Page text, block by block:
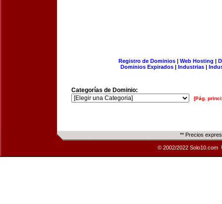
Registro de Dominios| Web Hosting |
Dominios Expirados | Industrias |
Categorías de Dominio:
[Pág.
** Precios
© 2002/2022 Solo10.com